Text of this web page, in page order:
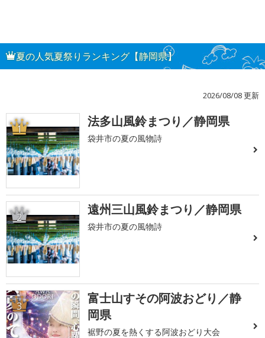
夏の人気夏祭りランキング【静岡県】
2026/08/08 更新
1 法多山風鈴まつり／静岡県
袋井市の夏の風物詩
2 遠州三山風鈴まつり／静岡県
袋井市の夏の風物詩
3
富士山すその阿波おどり／静
岡県
裾野の夏を熱くする阿波おどり大会